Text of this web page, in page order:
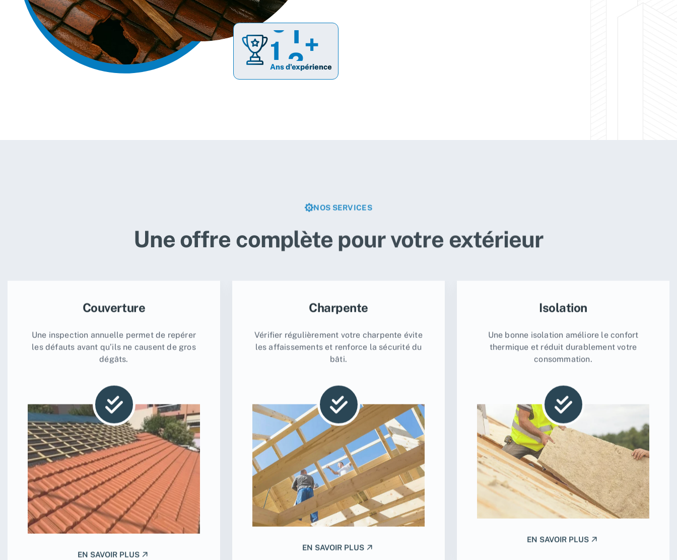
1 5 +
Ans d'expérience
NOS SERVICES
Une offre complète pour votre extérieur
Couverture
Une inspection annuelle permet de repérer
les défauts avant qu’ils ne causent de gros
dégâts.
EN SAVOIR PLUS
Charpente
Vérifier régulièrement votre charpente évite
les affaissements et renforce la sécurité du
bâti.
EN SAVOIR PLUS
Isolation
Une bonne isolation améliore le confort
thermique et réduit durablement votre
consommation.
EN SAVOIR PLUS